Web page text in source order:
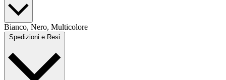
Bianco, Nero, Multicolore
Spedizioni e Resi